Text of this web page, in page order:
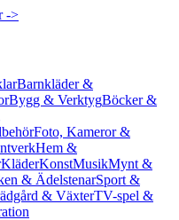
->
Barnkläder &
Bygg & VerktygBöcker &
Foto, Kameror &
Hem &
KläderKonstMusikMynt &
& ÄdelstenarSport &
& VäxterTV-spel &